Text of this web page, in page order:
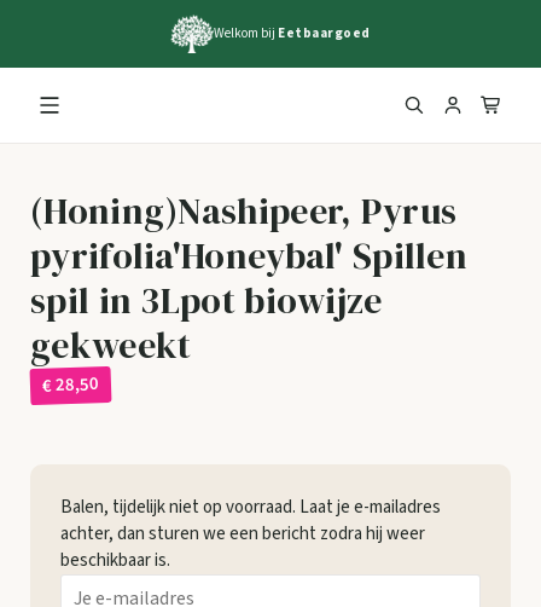
Welkom bij Eetbaargoed
(Honing)Nashipeer, Pyrus
pyrifolia'Honeybal' Spillen
spil in 3Lpot biowijze
gekweekt
€ 28,50
Balen, tijdelijk niet op voorraad. Laat je e-mailadres
achter, dan sturen we een bericht zodra hij weer
beschikbaar is.